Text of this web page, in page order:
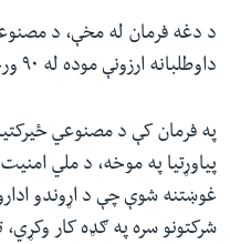
د دغه فرمان له مخې، د
داوطلبانه ارزونې موده له ۹۰ ورځو څخه ۳۰ ورځو ته راکمه شوې ده.
په فرمان کې د مصنوعي
پياوړتيا په موخه، د ملي
غوښتنه شوې چې د اړوندو
شرکتونو سره په ګډه کار